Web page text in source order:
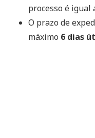
processo é igual
O prazo de
máximo 6 dias